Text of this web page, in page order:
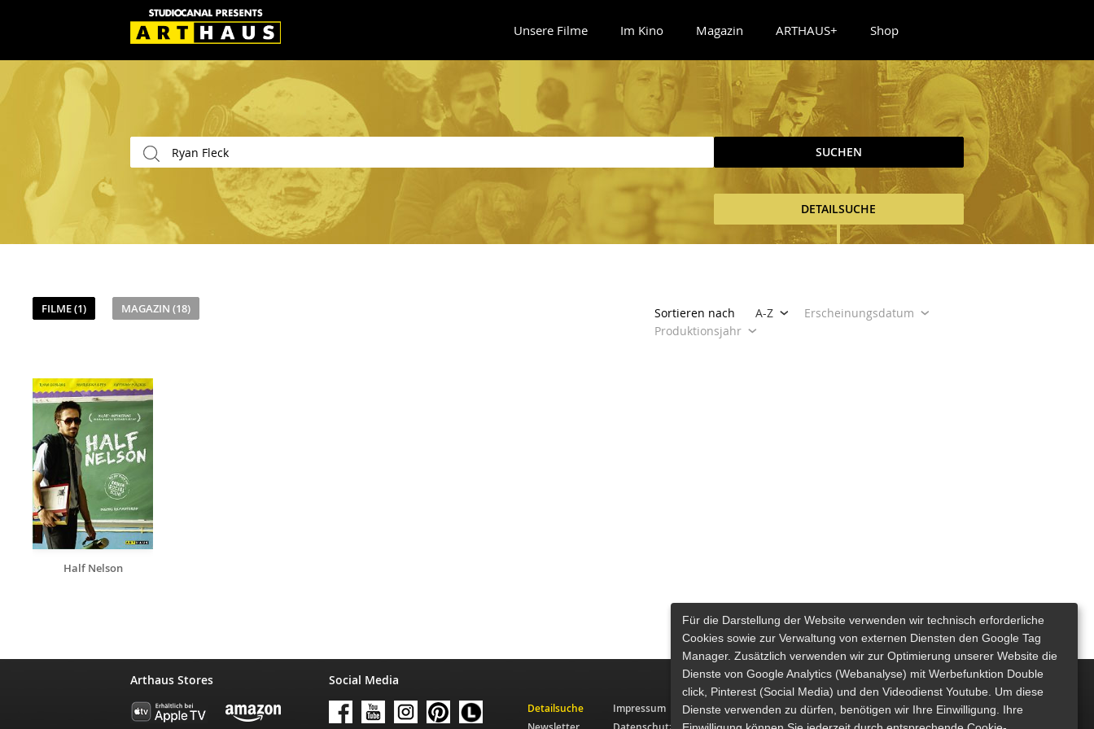
Unsere Filme Im Kino Magazin ARTHAUS+ Shop
SUCHEN
DETAILSUCHE
FILME (1) MAGAZIN (18) Sortieren nach A-Z
Erscheinungsdatum
Produktionsjahr
Half Nelson
Arthaus Stores Social Media
Detailsuche
Impressum
Für die Darstellung der Website verwenden wir technisch erforderliche
Cookies sowie zur Verwaltung von externen Diensten den Google Tag
Manager. Zusätzlich verwenden wir zur Optimierung unserer Website die
Dienste von Google Analytics (Webanalyse) mit Werbefunktion Double
click, Pinterest (Social Media) und den Videodienst Youtube. Um diese
Dienste verwenden zu dürfen, benötigen wir Ihre Einwilligung. Ihre